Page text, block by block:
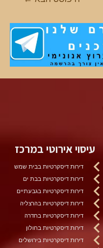
עיסוי אירוטי במרכז
דירות דיסקרטיות בבית שמש
דירות דיסקרטיות בבת ים
דירות דיסקרטיות בגבעתיים
דירות דיסקרטיות בהרצליה
דירות דיסקרטיות בחדרה
דירות דיסקרטיות בחולון
דירות דיסקרטיות בירושלים